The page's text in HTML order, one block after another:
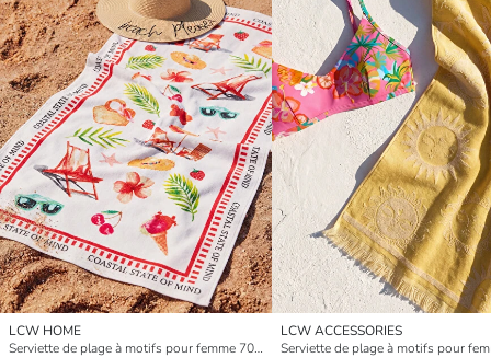
LCW HOME
Serviette de plage à motifs pour femme 70x150 cm
LCW ACCESSORIES